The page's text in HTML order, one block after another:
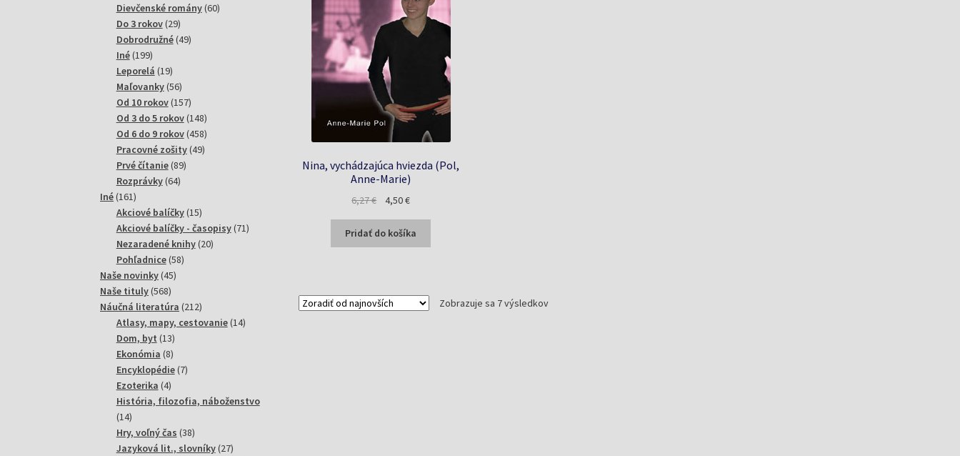
Nina, vychádzajúca hviezda (Pol,
Anne-Marie)
6,27€
Pôvodná
bola:
6,27 €.
4,50€Aktuálna
je:
4,50 €.
Pridať do košíka
Zobrazuje sa 7 výsledkovZoradené
produktov
Dievčenské romány 6060
Do 3 rokov 2929
produktov
Dobrodružné 4949
Iné 199199
produktov
Leporelá 1919
produktov
Maľovanky 5656
produktov
Od 10 rokov 157157
produktov
Od 3 do 5 rokov 148148
produktov
Od 6 do 9 rokov 458458
produktov
Pracovné zošity 4949
Prvé čítanie 8989
Rozprávky 6464
Iné 161161
produktov
Akciové balíčky 1515
produktov
Akciové balíčky - časopisy 7171
Nezaradené knihy 2020
Pohľadnice 5858
Naše novinky 4545
Naše tituly 568568
produktov
Náučná literatúra 212212
produktov
Atlasy, mapy, cestovanie 1414
Dom, byt 1313
produktov
Ekonómia 88
produktov
Encyklopédie 77
Ezoterika 44
produkty
História, filozofia, náboženstvo
1414
produktov
Hry, voľný čas 3838
produktov
Jazyková lit., slovníky 2727